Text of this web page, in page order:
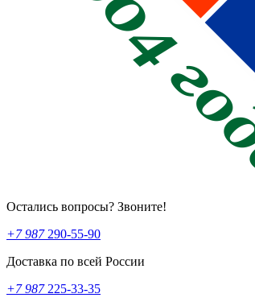
Остались вопросы? Звоните!
+7 987290-55-90
Доставка по всей России
+7 987225-33-35